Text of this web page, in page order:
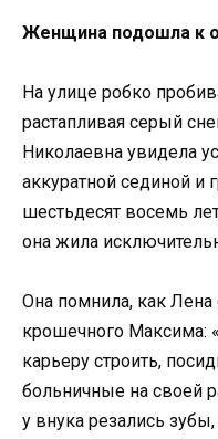
Женщина подошла к
На улице робко
растапливая серый
Николаевна увидела
аккуратной сединой и
шестьдесят восемь
она жила
Она помнила, как Лена
крошечного Максима:
карьеру строить,
больничные на своей
у внука резались